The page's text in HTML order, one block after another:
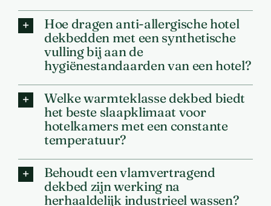
Hoe dragen anti-allergische hotel
dekbedden met een synthetische
vulling bij aan de
hygiënestandaarden van een hotel?
Welke warmteklasse dekbed biedt
het beste slaapklimaat voor
hotelkamers met een constante
temperatuur?
Behoudt een vlamvertragend
dekbed zijn werking na
herhaaldelijk industrieel wassen?